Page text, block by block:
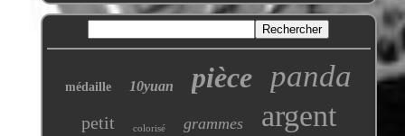
médaille 10yuan pièce panda
petit colorisé grammes argent